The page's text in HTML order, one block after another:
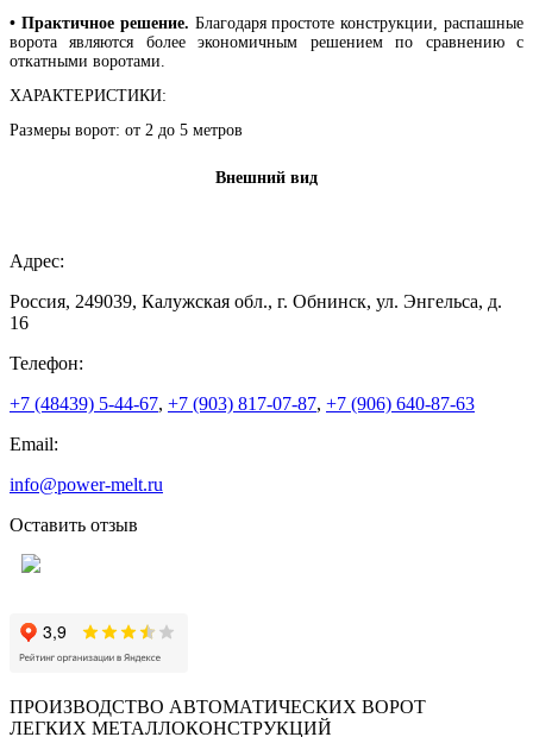
• Практичное решение. Благодаря простоте конструкции, распашные
ворота являются более экономичным решением по сравнению с
откатными воротами.
ХАРАКТЕРИСТИКИ:
Размеры ворот: от 2 до 5 метров
Внешний вид
Адрес:
Россия, 249039, Калужская обл., г. Обнинск, ул. Энгельса, д.
16
Телефон:
+7 (48439) 5-44-67, +7 (903) 817-07-87, +7 (906) 640-87-63
Email:
info@power-melt.ru
Оставить отзыв
ПРОИЗВОДСТВО АВТОМАТИЧЕСКИХ ВОРОТ
ЛЕГКИХ МЕТАЛЛОКОНСТРУКЦИЙ